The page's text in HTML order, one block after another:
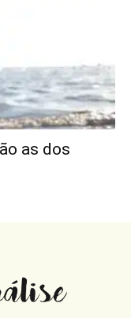
as dos